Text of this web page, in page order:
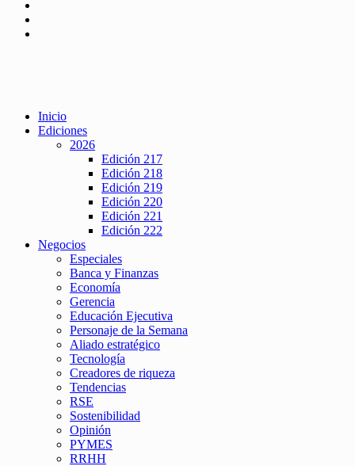
Inicio
Ediciones
2026
Edición 217
Edición 218
Edición 219
Edición 220
Edición 221
Edición 222
Negocios
Especiales
Banca y Finanzas
Economía
Gerencia
Educación Ejecutiva
Personaje de la Semana
Aliado estratégico
Tecnología
Creadores de riqueza
Tendencias
RSE
Sostenibilidad
Opinión
PYMES
RRHH